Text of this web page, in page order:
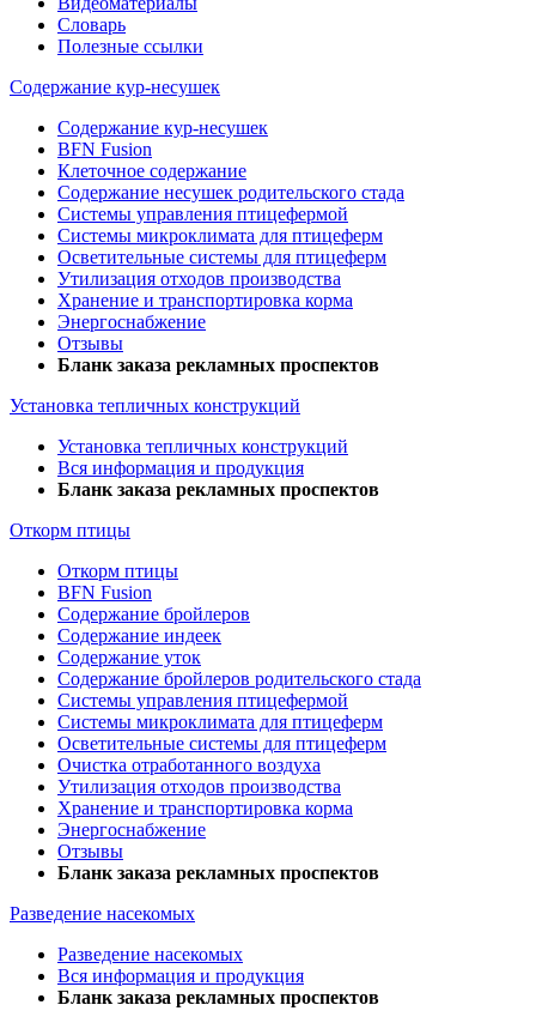
Словарь
Полезные ссылки
Содержание кур-несушек
Содержание кур-несушек
BFN Fusion
Клеточное содержание
Содержание несушек родительского стада
Системы управления птицефермой
Системы микроклимата для птицеферм
Осветительные системы для птицеферм
Утилизация отходов производства
Хранение и транспортировка корма
Энергоснабжение
Отзывы
Бланк заказа рекламных проспектов
Установка тепличных конструкций
Установка тепличных конструкций
Вся информация и продукция
Бланк заказа рекламных проспектов
Откорм птицы
Откорм птицы
BFN Fusion
Содержание бройлеров
Содержание индеек
Содержание уток
Содержание бройлеров родительского стада
Системы управления птицефермой
Системы микроклимата для птицеферм
Осветительные системы для птицеферм
Очистка отработанного воздуха
Утилизация отходов производства
Хранение и транспортировка корма
Энергоснабжение
Отзывы
Бланк заказа рекламных проспектов
Разведение насекомых
Разведение насекомых
Вся информация и продукция
Бланк заказа рекламных проспектов